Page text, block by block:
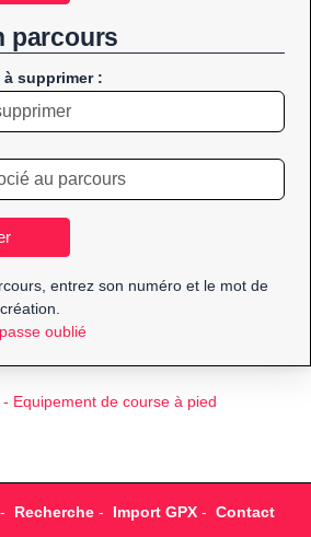
parcours
supprimer :
entrez son numéro et le mot de
oublié
Recherche- Import GPX- Contact